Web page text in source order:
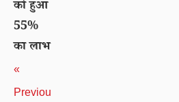
को हुआ
55%
का लाभ
«
Previou